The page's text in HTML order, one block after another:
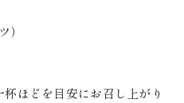
ほどを目安にお召し上がり